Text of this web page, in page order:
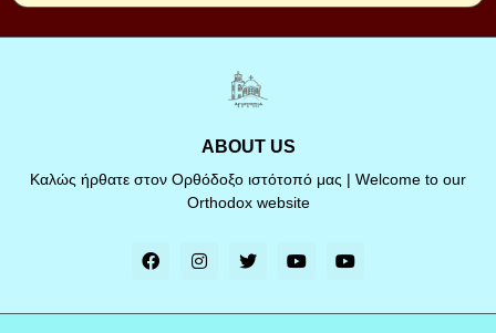
ABOUT US
Καλώς ήρθατε στον Ορθόδοξο ιστότοπό μας | Welcome to our
Orthodox website